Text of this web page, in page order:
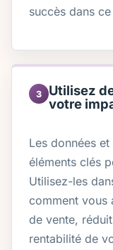
succès dans
3
Utilisez
votre
Les données
éléments clés
Utilisez-les
comment vous
de vente,
rentabilité de